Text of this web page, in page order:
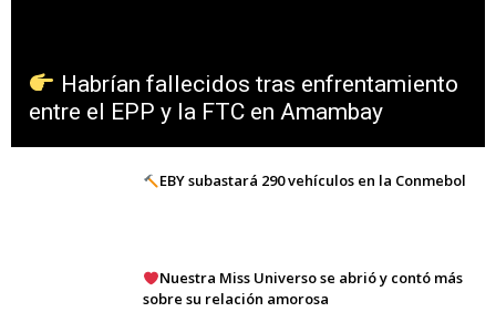
Habrían fallecidos tras enfrentamiento
entre el EPP y la FTC en Amambay
EBY subastará 290 vehículos en la Conmebol
Nuestra Miss Universo se abrió y contó más
sobre su relación amorosa